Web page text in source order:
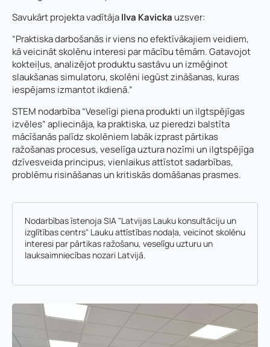
Savukārt projekta vadītājaIlva Kavicka uzsver:
“Praktiska darbošanās ir viens no efektīvākajiem veidiem,
kā veicināt skolēnu interesi par mācību tēmām. Gatavojot
kokteiļus, analizējot produktu sastāvu un izmēģinot
slaukšanas simulatoru, skolēni iegūst zināšanas, kuras
iespējams izmantot ikdienā.”
STEM nodarbība “Veselīgi piena produkti un ilgtspējīgas
izvēles” apliecināja, ka praktiska, uz pieredzi balstīta
mācīšanās palīdz skolēniem labāk izprast pārtikas
ražošanas procesus, veselīga uztura nozīmi un ilgtspējīga
dzīvesveida principus, vienlaikus attīstot sadarbības,
problēmu risināšanas un kritiskās domāšanas prasmes.
Nodarbības īstenoja SIA "Latvijas Lauku konsultāciju un
izglītības centrs" Lauku attīstības nodaļa, veicinot skolēnu
interesi par pārtikas ražošanu, veselīgu uzturu un
lauksaimniecības nozari Latvijā.
Vārds*
Telefons*
E-pasts*
Pievieno savu CV un motivācijas vēstuli*
*
P
i
e
z
ī
m
s
Vārds, uzvārds *
Uzņēmuma reģistrācijas numurs:
E-pasta adrese:
Kontakttālrunis*
Pamatnozare